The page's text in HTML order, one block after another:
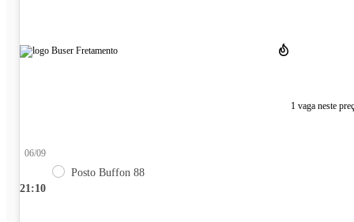
1 vaga neste
21:10
06/09
Posto Buffon 88